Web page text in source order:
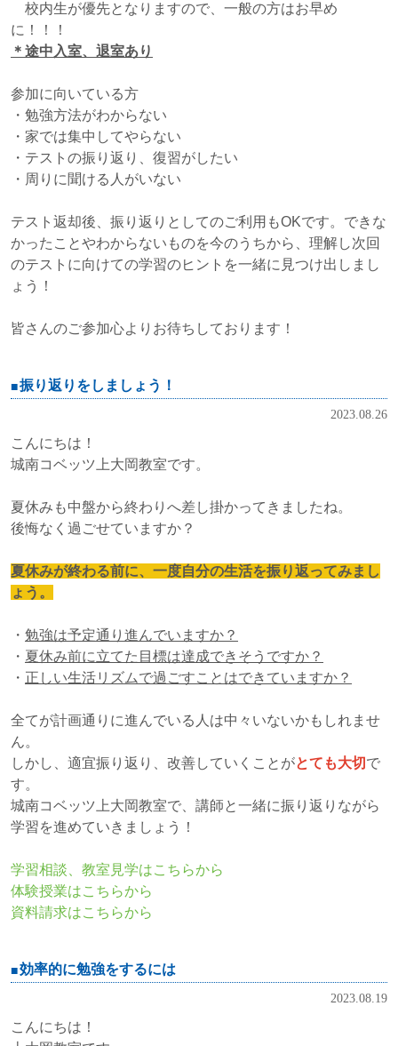
校内生が優先となりますので、一般の方はお早め
に！！！
＊途中入室、退室あり
参加に向いている方
・勉強方法がわからない
・家では集中してやらない
・テストの振り返り、復習がしたい
・周りに聞ける人がいない
テスト返却後、振り返りとしてのご利用もOKです。できな
かったことやわからないものを今のうちから、理解し次回
のテストに向けての学習のヒントを一緒に見つけ出しまし
ょう！
皆さんのご参加心よりお待ちしております！
振り返りをしましょう！
2023.08.26
こんにちは！
城南コベッツ上大岡教室です。
夏休みも中盤から終わりへ差し掛かってきましたね。
後悔なく過ごせていますか？
夏休みが終わる前に、一度自分の生活を振り返ってみまし
ょう。
・ 勉強は予定通り進んでいますか？
・ 夏休み前に立てた目標は達成できそうですか？
・ 正しい生活リズムで過ごすことはできていますか？
全てが計画通りに進んでいる人は中々いないかもしれませ
ん。
しかし、適宜振り返り、改善していくことがとても大切 で
す。
城南コベッツ上大岡教室で、講師と一緒に振り返りながら
学習を進めていきましょう！
学習相談、教室見学はこちらから
体験授業はこちらから
資料請求はこちらから
効率的に勉強をするには
2023.08.19
こんにちは！